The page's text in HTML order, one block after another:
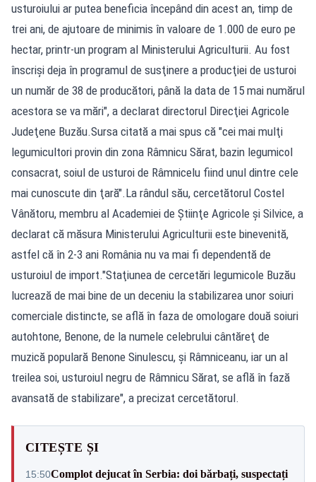
usturoiului ar putea beneficia începând din acest an, timp de
trei ani, de ajutoare de minimis în valoare de 1.000 de euro pe
hectar, printr-un program al Ministerului Agriculturii. Au fost
înscrişi deja în programul de susţinere a producţiei de usturoi
un număr de 38 de producători, până la data de 15 mai numărul
acestora se va mări", a declarat directorul Direcţiei Agricole
Judeţene Buzău.Sursa citată a mai spus că "cei mai mulţi
legumicultori provin din zona Râmnicu Sărat, bazin legumicol
consacrat, soiul de usturoi de Râmnicelu fiind unul dintre cele
mai cunoscute din ţară".La rândul său, cercetătorul Costel
Vânătoru, membru al Academiei de Ştiinţe Agricole şi Silvice, a
declarat că măsura Ministerului Agriculturii este binevenită,
astfel că în 2-3 ani România nu va mai fi dependentă de
usturoiul de import."Staţiunea de cercetări legumicole Buzău
lucrează de mai bine de un deceniu la stabilizarea unor soiuri
comerciale distincte, se află în faza de omologare două soiuri
autohtone, Benone, de la numele celebrului cântăreţ de
muzică populară Benone Sinulescu, şi Râmniceanu, iar un al
treilea soi, usturoiul negru de Râmnicu Sărat, se află în fază
avansată de stabilizare", a precizat cercetătorul.
CITEȘTE ȘI
15:50Complot dejucat în Serbia: doi bărbați, suspectați